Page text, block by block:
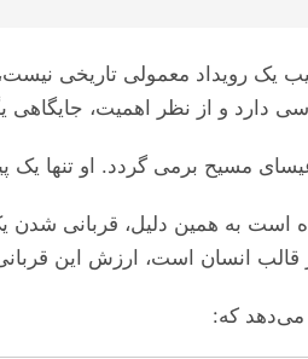
رویداد معمولی تاریخی نیست،
دارد و از نظر اهمیت، جایگاهی
مسیح برمی‌ گردد. او تنها یک
به همین دلیل، قربانی شدن
قالب انسان است، ارزش این
می‌‌دهد که: